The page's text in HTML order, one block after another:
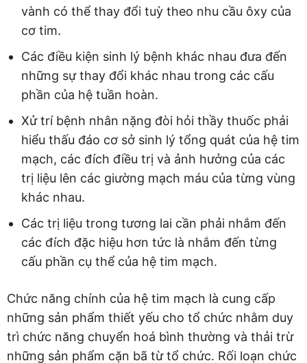
vành có thể thay đổi tuỳ theo nhu cầu ôxy của
cơ tim.
Các điều kiện sinh lý bệnh khác nhau đưa đến
những sự thay đổi khác nhau trong các cấu
phần của hệ tuần hoàn.
Xử trí bệnh nhân nặng đòi hỏi thầy thuốc phải
hiểu thấu đáo cơ sở sinh lý tổng quát của hệ tim
mạch, các đích điều trị và ảnh hưởng của các
trị liệu lên các giường mạch máu của từng vùng
khác nhau.
Các trị liệu trong tương lai cần phải nhắm đến
các đích đặc hiệu hơn tức là nhắm đến từng
cấu phần cụ thể của hệ tim mạch.
Chức năng chính của hệ tim mạch là cung cấp
những sản phẩm thiết yếu cho tổ chức nhằm duy
trì chức năng chuyển hoá bình thường và thải trừ
những sản phẩm cặn bã từ tổ chức. Rối loạn chức